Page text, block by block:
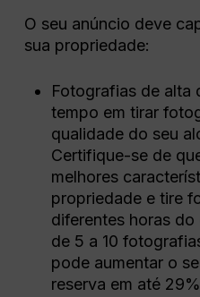
O seu anúncio deve
sua propriedade:
Fotografias de alta
tempo em tirar
qualidade do seu
Certifique-se de
melhores
propriedade e tire
diferentes horas
de 5 a 10
pode aumentar o
reserva em até